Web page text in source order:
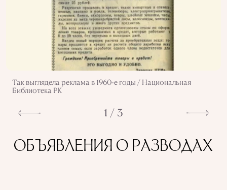
Так выглядела реклама в 1960-е годы / Национальная
Библиотека РК
1 / 3
ОБЪЯВЛЕНИЯ О РАЗВОДАХ